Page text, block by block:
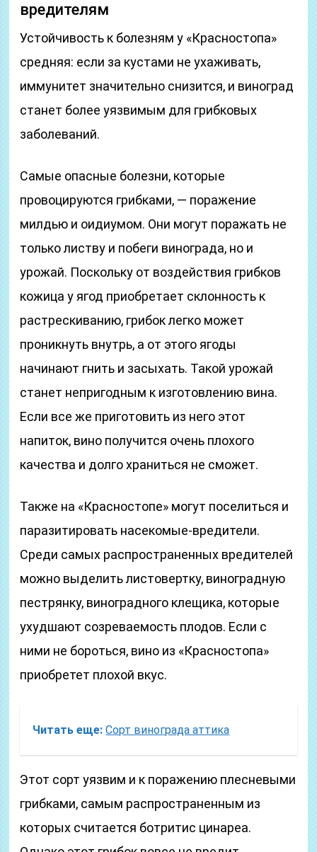
вредителям
Устойчивость к болезням у «Красностопа»
средняя: если за кустами не ухаживать,
иммунитет значительно снизится, и виноград
станет более уязвимым для грибковых
заболеваний.
Самые опасные болезни, которые
провоцируются грибками, — поражение
милдью и оидиумом. Они могут поражать не
только листву и побеги винограда, но и
урожай. Поскольку от воздействия грибков
кожица у ягод приобретает склонность к
растрескиванию, грибок легко может
проникнуть внутрь, а от этого ягоды
начинают гнить и засыхать. Такой урожай
станет непригодным к изготовлению вина.
Если все же приготовить из него этот
напиток, вино получится очень плохого
качества и долго храниться не сможет.
Также на «Красностопе» могут поселиться и
паразитировать насекомые-вредители.
Среди самых распространенных вредителей
можно выделить листовертку, виноградную
пестрянку, виноградного клещика, которые
ухудшают созреваемость плодов. Если с
ними не бороться, вино из «Красностопа»
приобретет плохой вкус.
Читать еще: Сорт винограда аттика
Этот сорт уязвим и к поражению плесневыми
грибками, самым распространенным из
которых считается ботритис цинареа.